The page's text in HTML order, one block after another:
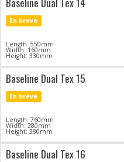
En breve
Length: 550mm
Width: 160mm
Height: 330mm
Baseline Dual Tex 15
En breve
Length: 760mm
Width: 280mm
Height: 380mm
Baseline Dual Tex 16